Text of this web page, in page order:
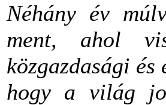
Néhány év
ment, ahol
közgazdasági
hogy a világ